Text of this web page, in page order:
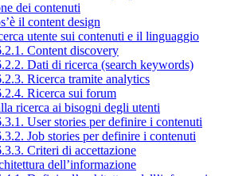
dei contenuti
il content design
utente sui contenuti e il linguaggio
Content discovery
Dati di ricerca (search keywords)
Ricerca tramite analytics
Ricerca sui forum
ricerca ai bisogni degli utenti
User stories per definire i contenuti
Job stories per definire i contenuti
Criteri di accettazione
dell’informazione